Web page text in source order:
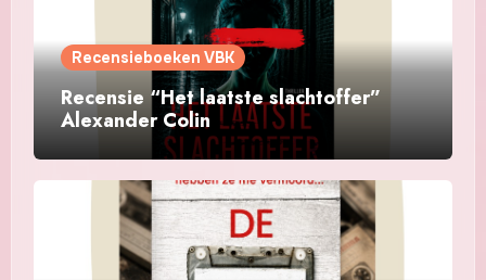
Recensieboeken VBK
Recensie “Het laatste slachtoffer”
Alexander Colin